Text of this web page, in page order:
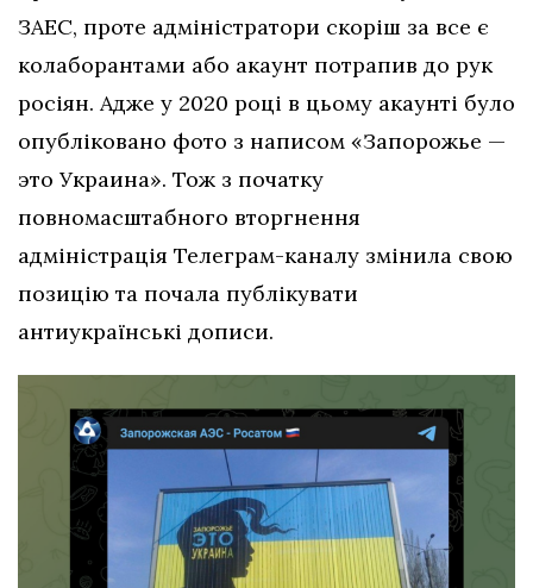
ЗАЕС, проте адміністратори скоріш за все є
колаборантами або акаунт потрапив до рук
росіян. Адже у 2020 році в цьому акаунті було
опубліковано фото з написом «Запорожье —
это Украина». Тож з початку
повномасштабного вторгнення
адміністрація Телеграм-каналу змінила свою
позицію та почала публікувати
антиукраїнські дописи.